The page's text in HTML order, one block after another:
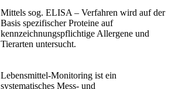
Mittels sog. ELISA – Verfahren wird auf der
Basis spezifischer Proteine auf
kennzeichnungspflichtige Allergene und
Tierarten untersucht.
Lebensmittel-Monitoring ist ein
systematisches Mess- und